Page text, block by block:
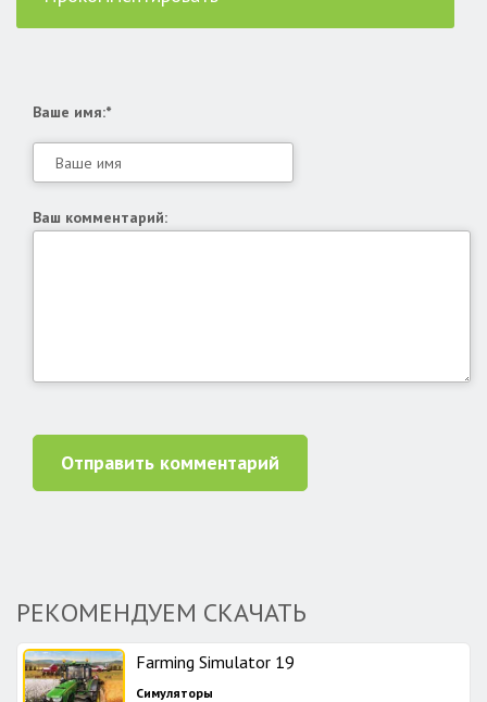
Ваше имя:*
Ваш комментарий:
Отправить комментарий
РЕКОМЕНДУЕМ СКАЧАТЬ
Farming Simulator 19
Симуляторы